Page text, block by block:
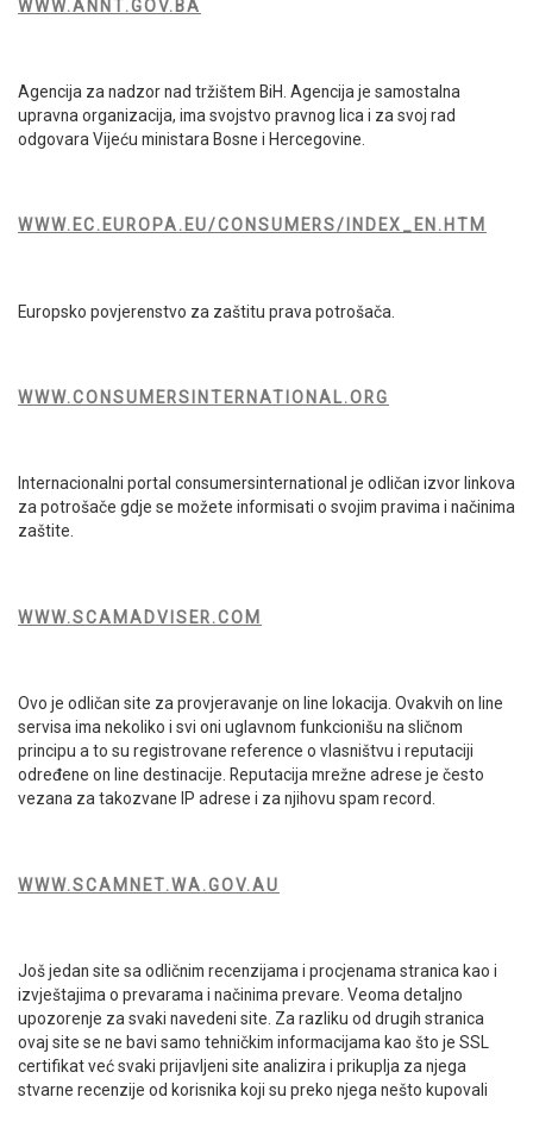
WWW.ANNT.GOV.BA
Agencija za nadzor nad tržištem BiH. Agencija je samostalna
upravna organizacija, ima svojstvo pravnog lica i za svoj rad
odgovara Vijeću ministara Bosne i Hercegovine.
WWW.EC.EUROPA.EU/CONSUMERS/INDEX_EN.HTM
Europsko povjerenstvo za zaštitu prava potrošača.
WWW.CONSUMERSINTERNATIONAL.ORG
Internacionalni portal consumersinternational je odličan izvor linkova
za potrošače gdje se možete informisati o svojim pravima i načinima
zaštite.
WWW.SCAMADVISER.COM
Ovo je odličan site za provjeravanje on line lokacija. Ovakvih on line
servisa ima nekoliko i svi oni uglavnom funkcionišu na sličnom
principu a to su registrovane reference o vlasništvu i reputaciji
određene on line destinacije. Reputacija mrežne adrese je često
vezana za takozvane IP adrese i za njihovu spam record.
WWW.SCAMNET.WA.GOV.AU
Još jedan site sa odličnim recenzijama i procjenama stranica kao i
izvještajima o prevarama i načinima prevare. Veoma detaljno
upozorenje za svaki navedeni site. Za razliku od drugih stranica
ovaj site se ne bavi samo tehničkim informacijama kao što je SSL
certifikat već svaki prijavljeni site analizira i prikuplja za njega
stvarne recenzije od korisnika koji su preko njega nešto kupovali